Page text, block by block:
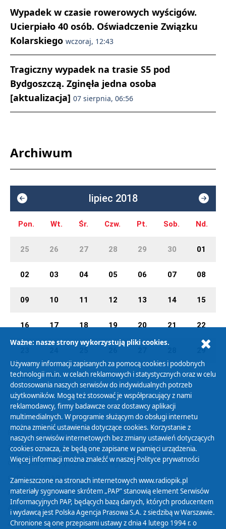
Wypadek w czasie rowerowych wyścigów.
Ucierpiało 40 osób. Oświadczenie Związku
Kolarskiego wczoraj, 12:43
Tragiczny wypadek na trasie S5 pod
Bydgoszczą. Zginęła jedna osoba
[aktualizacja] 07 sierpnia, 06:56
Archiwum
lipiec 2018
Pon. Wt. Śr. Czw. Pt. Sob. Nd.
25 26 27 28 29 30 01
02 03 04 05 06 07 08
09 10 11 12 13 14 15
16 17 18 19 20 21 22
29
30 31 01 02 03 04 05
Polityka Prywatności
Zasady korzystania z Serwisu
Organizacje Pożytku Publicznego
Cyfryzacja DAB+
Polityka ochrony danych osobowych
Abonament
Zamówienia publiczne
Ważne: nasze strony wykorzystują pliki cookies.
Używamy informacji zapisanych za pomocą cookies i podobnych
technologii m.in. w celach reklamowych i statystycznych oraz w celu
dostosowania naszych serwisów do indywidualnych potrzeb
użytkowników. Mogą też stosować je współpracujący z nami
reklamodawcy, firmy badawcze oraz dostawcy aplikacji
multimedialnych. W programie służącym do obsługi internetu
można zmienić ustawienia dotyczące cookies. Korzystanie z
naszych serwisów internetowych bez zmiany ustawień dotyczących
cookies oznacza, że będą one zapisane w pamięci urządzenia.
Więcej informacji można znaleźć w naszej Polityce prywatności
Zamieszczone na stronach internetowych www.radiopik.pl
materiały sygnowane skrótem „PAP” stanowią element Serwisów
Informacyjnych PAP, będących bazą danych, których producentem
i wydawcą jest Polska Agencja Prasowa S.A. z siedzibą w Warszawie.
Chronione są one przepisami ustawy z dnia 4 lutego 1994 r. o